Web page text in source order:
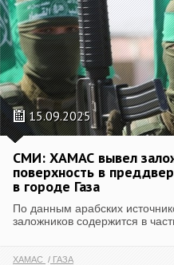
15.09.2025
СМИ: ХАМАС вывел
поверхность в
в городе Газа
По данным арабских
заложников содержится в
ХАМАС ГАЗА